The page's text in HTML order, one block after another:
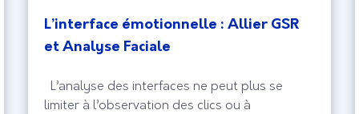
L’interface émotionnelle : Allier GSR
et Analyse Faciale
L’analyse des interfaces ne peut plus se
limiter à l’observation des clics ou à